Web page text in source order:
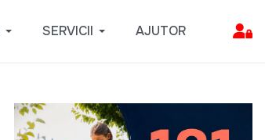
SERVICII AJUTOR